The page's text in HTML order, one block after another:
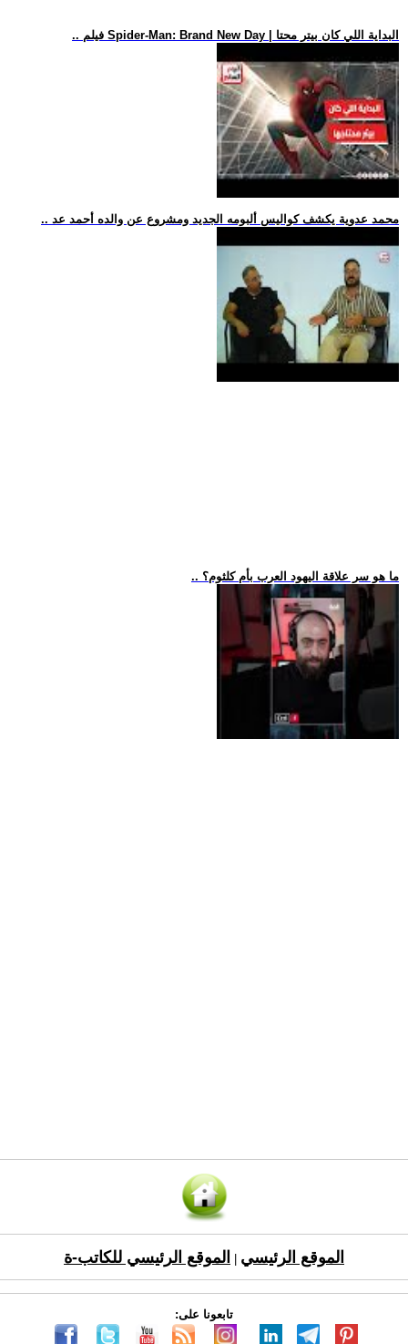
.. فيلم Spider-Man: Brand New Day | البداية اللي كان بيتر محتا
.. محمد عدوية يكشف كواليس ألبومه الجديد ومشروع عن والده أحمد عد
.. ما هو سر علاقة اليهود العرب بأم كلثوم؟
الموقع الرئيسي الموقع الرئيسي للكاتب-ة
تابعونا على: